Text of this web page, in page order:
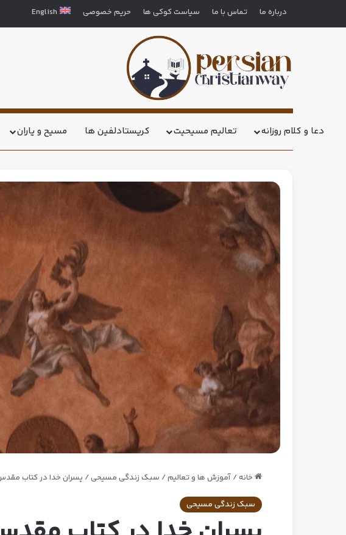
درباره ما تماس با ما سیاست کوکی ها حریم خصوصی English
دعا و کلام روزانه تعالیم مسیحیت کریستادلفین ها مسیح و یاران
خانه/ آموزش ها و تعالیم/ سبک زندگی مسیحی/ پسران خدا در کتاب
سبک زندگی مسیحی